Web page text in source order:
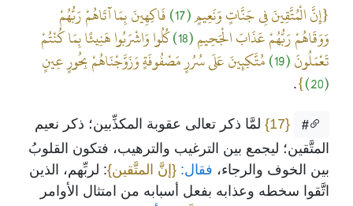
{إِنَّ الْمُتَّقِينَ فِي جَنَّاتٍ وَنَعِيمٍ(17)
فَاكِهِينَ بِمَا آتَاهُمْ رَبُّهُمْ
وَوَقَاهُمْ رَبُّهُمْ عَذَابَ الْجَحِيمِ(18)
كُلُوا وَاشْرَبُوا هَنِيئًا بِمَا كُنْتُمْ
تَعْمَلُونَ(19)
مُتَّكِئِينَ عَلَى سُرُرٍ مَصْفُوفَةٍ وَزَوَّجْنَاهُمْ بِحُورٍ عِينٍ
(20)
}
.
#
{17}
لمَّا ذكر تعالى عقوبة المكذِّبين؛ ذكر نعيم
المتَّقين؛ ليجمع بين الترغيب والترهيب، فتكون القلوبُ
بين الخوف والرجاء، فقال: {إنَّ المتَّقين}: لربِّهم، الذين
اتَّقوا سخطه وعذابه بفعل أسبابه من امتثال الأوامر